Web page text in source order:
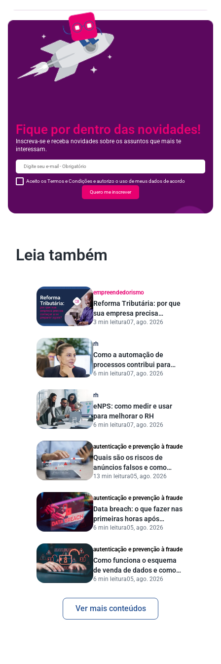
Fique por dentro das novidades!
Inscreva-se e receba novidades sobre os assuntos que mais te
interessam.
Aceito os Termos e Condições e autorizo o uso de meus dados de acordo
Quero me inscrever
Leia também
empreendedorismo
Reforma Tributária: por que
sua empresa precisa
começar a se preparar
3 min leitura07, ago. 2026
rh
Como a automação de
processos contribui para
uma gestão pública mais
6 min leitura07, ago. 2026
rh
eNPS: como medir e usar
para melhorar o RH
6 min leitura07, ago. 2026
autenticação e prevenção à fraude
Quais são os riscos de
anúncios falsos e como
proteger seu negócio?
13 min leitura05, ago. 2026
autenticação e prevenção à fraude
Data breach: o que fazer nas
primeiras horas após
vazamento de dados?
6 min leitura05, ago. 2026
autenticação e prevenção à fraude
Como funciona o esquema
de venda de dados e como
proteger sua empresa?
6 min leitura05, ago. 2026
Ver mais conteúdos